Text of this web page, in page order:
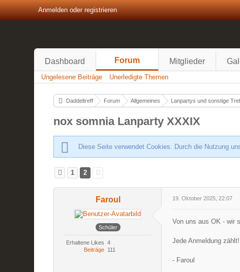
Anmelden oder registrieren
Dashboard Forum Mitglieder
Ungelesene Beiträge Unerledigte Themen
Daddeltreff Forum Allgemeines Lanpartys und sonstige
nox somnia Lanparty XXXIX
Diese Seite verwendet Cookies. Durch die Nutzung
1 2
Faroul
Schüler
Erhaltene Likes 4
Beiträge 111
19. Oktober 2025, 22:07
Von uns aus OK - wir
Jede Anmeldung zählt!
- Faroul